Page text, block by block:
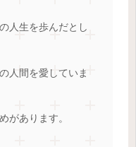
人生を歩んだとし
人間を愛していま
があります。